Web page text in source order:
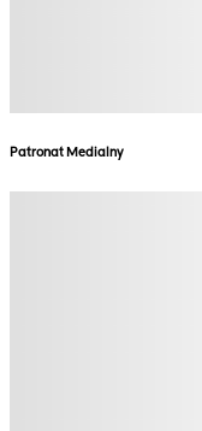
Patronat Medialny